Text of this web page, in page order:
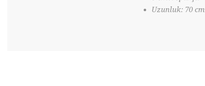
Uzunluk: 70 cm